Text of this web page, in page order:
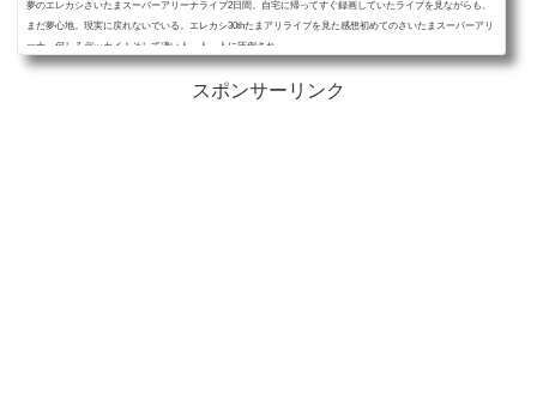
夢のエレカシさいたまスーパーアリーナライブ2日間。自宅に帰ってすぐ録画していたライブを見ながらも、
まだ夢心地。現実に戻れないでいる。エレカシ30thたまアリライブを見た感想初めてのさいたまスーパーアリ
ーナ。何しろデッカイ！そして凄い人、人、人に圧倒され...
スポンサーリンク